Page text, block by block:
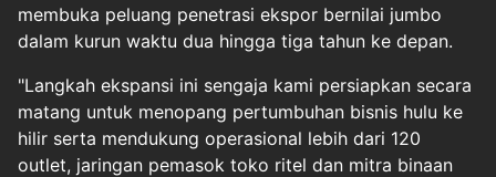
membuka peluang penetrasi ekspor bernilai jumbo
dalam kurun waktu dua hingga tiga tahun ke depan.
"Langkah ekspansi ini sengaja kami persiapkan secara
matang untuk menopang pertumbuhan bisnis hulu ke
hilir serta mendukung operasional lebih dari 120
outlet, jaringan pemasok toko ritel dan mitra binaan